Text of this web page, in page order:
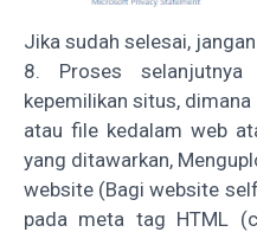
Jika sudah selesai, jangan
8. Proses
kepemilikan situs,
atau file kedalam web
yang ditawarkan,
website (Bagi website
pada meta tag HTML